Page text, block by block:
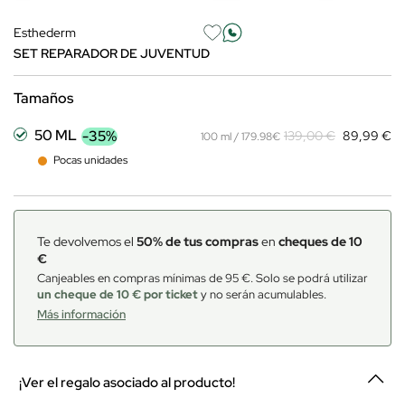
Esthederm
SET REPARADOR DE JUVENTUD
Tamaños
50 ML -35%
Pocas unidades
100 ml / 179.98€ 139,00 € 89,99 €
Te devolvemos el 50% de tus comprasen cheques de 10
€
Canjeables en compras mínimas de 95 €. Solo se podrá utilizar
un cheque de 10 € por tickety no serán acumulables.
Más información
¡Ver el regalo asociado al producto!